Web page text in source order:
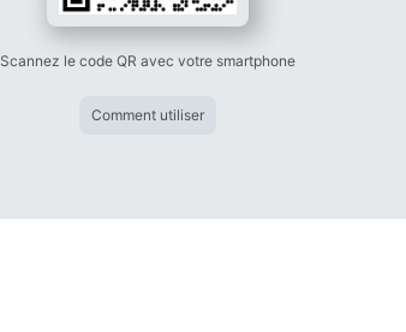
Scannez le code QR avec votre smartphone
Comment utiliser